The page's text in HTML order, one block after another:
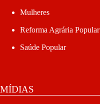
Mulheres
Reforma Agrária Popular
Saúde Popular
MÍDIAS